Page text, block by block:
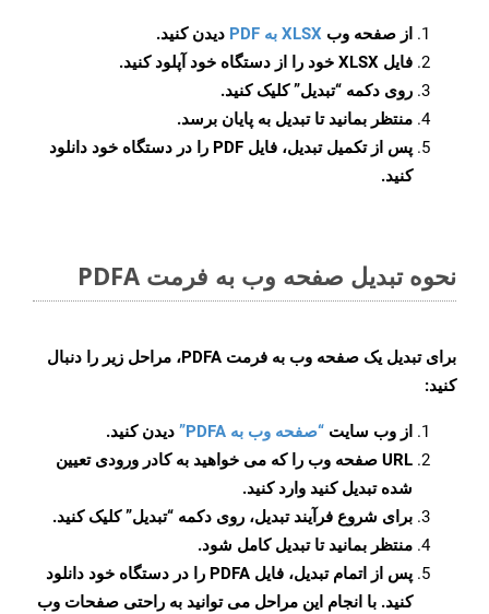
از صفحه وب XLSX به PDF
دیدن کنید.
فایل XLSX خود را از دستگاه خود آپلود کنید.
روی دکمه “تبدیل”کلیک کنید.
منتظر بمانید تا تبدیل به پایان برسد.
پس از تکمیل تبدیل، فایل PDF را در دستگاه خود دانلود
کنید.
نحوه تبدیل صفحه وب به فرمت PDFA
برای تبدیل یک صفحه وب به فرمت PDFA، مراحل زیر را دنبال
کنید:
از وب سایت “صفحه وب به PDFA”
دیدن کنید.
URL صفحه وب را که می خواهید به کادر ورودی تعیین
شده تبدیل کنید وارد کنید.
برای شروع فرآیند تبدیل، روی دکمه “تبدیل” کلیک کنید.
منتظر بمانید تا تبدیل کامل شود.
پس از اتمام تبدیل، فایل PDFA را در دستگاه خود دانلود
کنید. با انجام این مراحل می توانید به راحتی صفحات وب